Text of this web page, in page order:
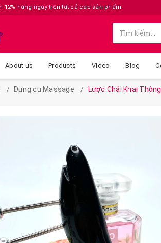
12% hàng ngày trên tất cả các sản phẩm
About us Products Video Blog
Dụng cụ Massage Lược Chải Khai